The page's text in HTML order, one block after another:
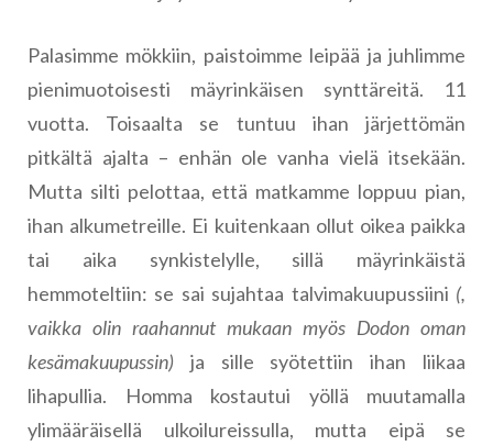
Palasimme mökkiin, paistoimme leipää ja juhlimme
pienimuotoisesti mäyrinkäisen synttäreitä. 11
vuotta. Toisaalta se tuntuu ihan järjettömän
pitkältä ajalta – enhän ole vanha vielä itsekään.
Mutta silti pelottaa, että matkamme loppuu pian,
ihan alkumetreille. Ei kuitenkaan ollut oikea paikka
tai aika synkistelylle, sillä mäyrinkäistä
hemmoteltiin: se sai sujahtaa talvimakuupussiini (,
vaikka olin raahannut mukaan myös Dodon oman
kesämakuupussin) ja sille syötettiin ihan liikaa
lihapullia. Homma kostautui yöllä muutamalla
ylimääräisellä ulkoilureissulla, mutta eipä se